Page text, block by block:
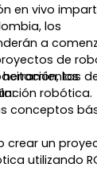
en vivo
los
a
de
robótica.
los
conceptos
crear un
utilizando